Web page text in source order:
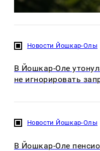
Новости Йошкар-Олы
В Йошкар-Оле
не игнорировать
Новости Йошкар-Олы
В Йошкар-Оле